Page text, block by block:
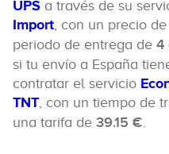
UPS a través de su
Import, con un precio
periodo de entrega de 4
si tu envío a España
contratar el servicio
TNT, con un tiempo de
una tarifa de 39.15 €.